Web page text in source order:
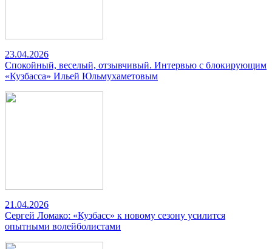
23.04.2026
Спокойный, веселый, отзывчивый. Интервью с блокирующим
«Кузбасса» Ильей Юльмухаметовым
21.04.2026
Сергей Ломако: «Кузбасс» к новому сезону усилится
опытными волейболистами